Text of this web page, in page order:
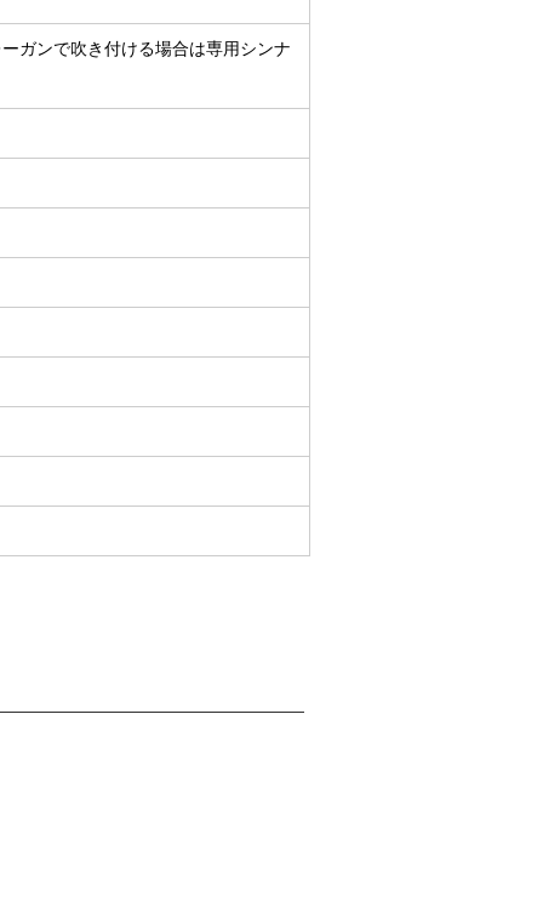
ガンで吹き付ける場合は専用シンナ